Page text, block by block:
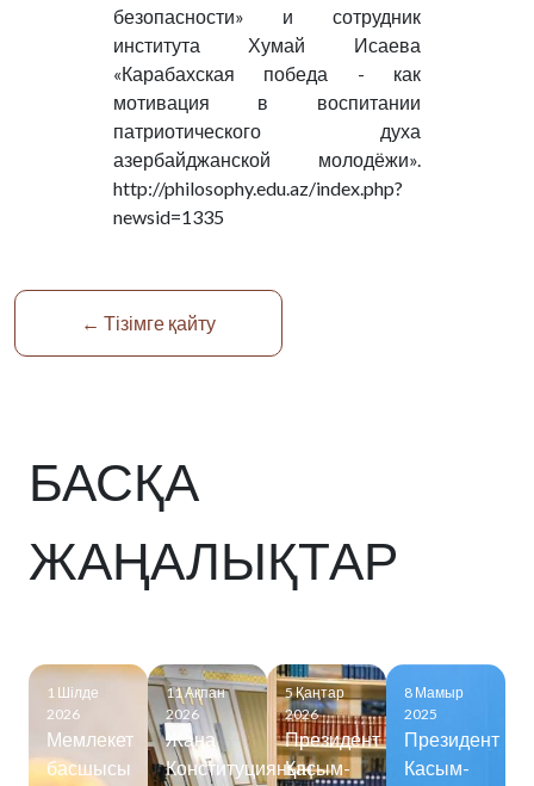
безопасности» и сотрудник
института Хумай Исаева
«Карабахская победа - как
мотивация в воспитании
патриотического духа
азербайджанской молодёжи».
http://philosophy.edu.az/index.php?
newsid=1335
← Тізімге қайту
БАСҚА
ЖАҢАЛЫҚТАР
1 Шілде
2026
Мемлекет
басшысы
11 Ақпан
2026
Жаңа
Конституцияның
5 Қаңтар
2026
Президент
Қасым-
8 Мамыр
2025
Президент
Касым-